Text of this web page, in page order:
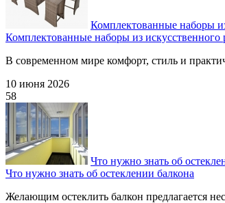
Комплектованные наборы
Комплектованные наборы из
В современном мире комфорт, стиль и
10 июня 2026
58
Что нужно знать об
Что нужно знать об остеклении балкона
Желающим остеклить балкон предлагается